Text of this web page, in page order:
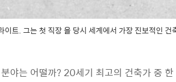
이트. 그는 첫 직장 을 당시 세계에서 가장 진보적인
야는 어떨까? 20세기 최고의 건축가 중